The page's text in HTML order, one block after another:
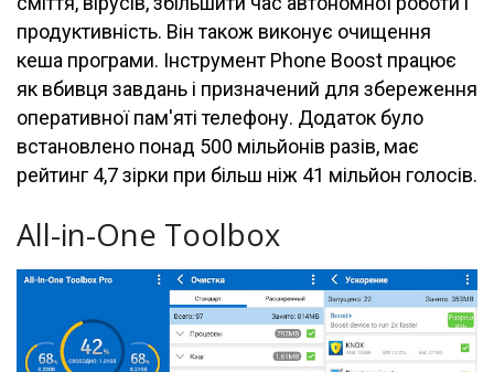
продуктивність. Він також виконує очищення
кеша програми. Інструмент Phone Boost працює
як вбивця завдань і призначений для збереження
оперативної пам'яті телефону. Додаток було
встановлено понад 500 мільйонів разів, має
рейтинг 4,7 зірки при більш ніж 41 мільйон голосів.
All-in-One Toolbox